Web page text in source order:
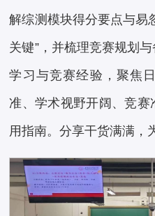
解综测模块得分要点与易
关键”，并梳理竞赛规划
学习与竞赛经验，聚焦
准、学术视野开阔、竞
用指南。分享干货满满，